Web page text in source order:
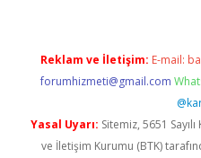
Reklam ve İletişim: E-mail:
forumhizmeti@gmail.com
Yasal Uyarı: Sitemiz, 5651
ve İletişim Kurumu (BTK)